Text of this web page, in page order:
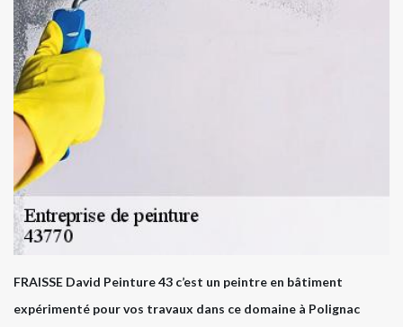
FRAISSE David Peinture 43 c’est un peintre en bâtiment
expérimenté pour vos travaux dans ce domaine à Polignac